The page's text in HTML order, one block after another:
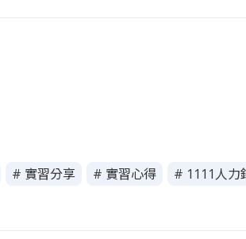
# 實習分享 # 實習心得 # 1111人力